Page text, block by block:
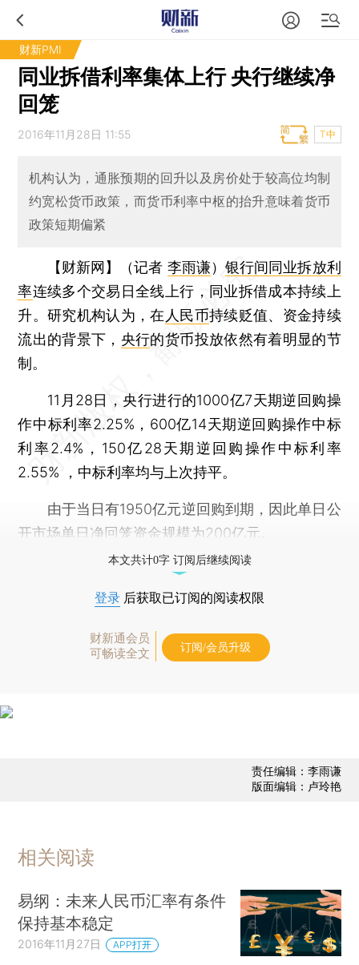
财新PMI
同业拆借利率集体上行 央行继续净
回笼
2016年11月28日 11:55 T中
机构认为，通胀预期的回升以及房价处于较高位均制
约宽松货币政策，而货币利率中枢的抬升意味着货币
政策短期偏紧
【财新网】（记者 李雨谦） 银行间同业拆放利
率连续多个交易日全线上行，同业拆借成本持续上
升。研究机构认为，在 人民币持续贬值、资金持续
流出的背景下， 央行的货币投放依然有着明显的节
制。
11月28日，央行进行的1000亿7天期逆回购操
作中标利率2.25%，600亿14天期逆回购操作中标
利率2.4%，150亿28天期逆回购操作中标利率
2.55% ，中标利率均与上次持平。
由于当日有1950亿元逆回购到期，因此单日公
开市场单日净回笼资金规模为200亿元。
本文共计0字 订阅后继续阅读
登录 后获取已订阅的阅读权限
财新通会员
可畅读全文
订阅/会员升级
责任编辑：李雨谦
版面编辑：卢玲艳
相关阅读
易纲：未来人民币汇率有条件
保持基本稳定
2016年11月27日 APP打开